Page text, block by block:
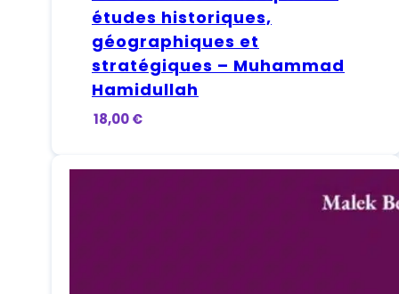
études historiques,
géographiques et
stratégiques – Muhammad
Hamidullah
18,00€